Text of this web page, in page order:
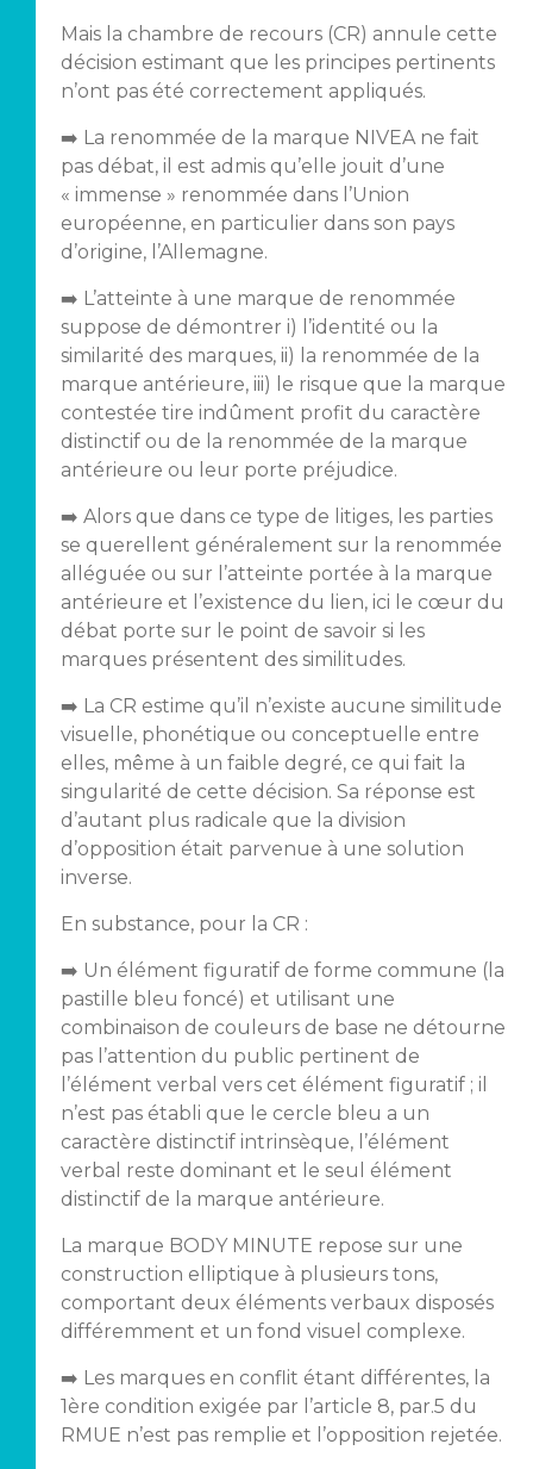
Mais la chambre de recours (CR) annule cette
décision estimant que les principes pertinents
n’ont pas été correctement appliqués.
➡️ La renommée de la marque NIVEA ne fait
pas débat, il est admis qu’elle jouit d’une
« immense » renommée dans l’Union
européenne, en particulier dans son pays
d’origine, l’Allemagne.
➡️ L’atteinte à une marque de renommée
suppose de démontrer i) l’identité ou la
similarité des marques, ii) la renommée de la
marque antérieure, iii) le risque que la marque
contestée tire indûment profit du caractère
distinctif ou de la renommée de la marque
antérieure ou leur porte préjudice.
➡️ Alors que dans ce type de litiges, les parties
se querellent généralement sur la renommée
alléguée ou sur l’atteinte portée à la marque
antérieure et l’existence du lien, ici le cœur du
débat porte sur le point de savoir si les
marques présentent des similitudes.
➡️ La CR estime qu’il n’existe aucune similitude
visuelle, phonétique ou conceptuelle entre
elles, même à un faible degré, ce qui fait la
singularité de cette décision. Sa réponse est
d’autant plus radicale que la division
d’opposition était parvenue à une solution
inverse.
En substance, pour la CR :
➡️ Un élément figuratif de forme commune (la
pastille bleu foncé) et utilisant une
combinaison de couleurs de base ne détourne
pas l’attention du public pertinent de
l’élément verbal vers cet élément figuratif ; il
n’est pas établi que le cercle bleu a un
caractère distinctif intrinsèque, l’élément
verbal reste dominant et le seul élément
distinctif de la marque antérieure.
La marque BODY MINUTE repose sur une
construction elliptique à plusieurs tons,
comportant deux éléments verbaux disposés
différemment et un fond visuel complexe.
➡️ Les marques en conflit étant différentes, la
1ère condition exigée par l’article 8, par.5 du
RMUE n’est pas remplie et l’opposition rejetée.